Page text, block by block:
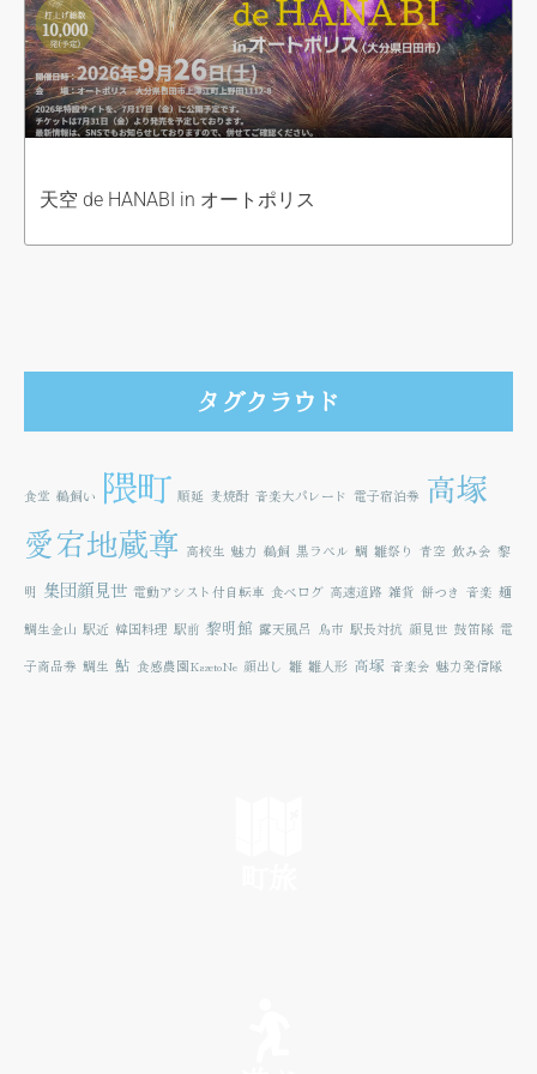
天空 de HANABI in オートポリス
タグクラウド
食堂 鵜飼い 隈町 順延 麦焼酎 音楽大パレード 電子宿泊券 高塚
愛宕地蔵尊 高校生 魅力 鵜飼 黒ラベル 鯛 雛祭り 青空 飲み会 黎
明 集団顔見世 電動アシスト付自転車 食べログ 高速道路 雑貨 餅つき 音楽 麺
鯛生金山 駅近 韓国料理 駅前 黎明館 露天風呂 鳥市 駅長対抗 顔見世 鼓笛隊 電
子商品券 鯛生 鮎 食感農園KazetoNe 顔出し 雛 雛人形 高塚 音楽会 魅力発信隊